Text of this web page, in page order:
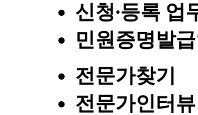
신청∙등록 업
민원증명발
전문가찾기
전문가인터뷰